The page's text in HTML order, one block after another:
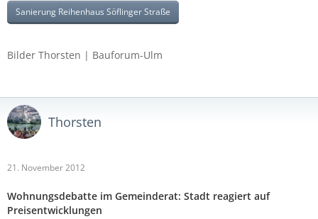
Sanierung Reihenhaus Söflinger Straße
Bilder Thorsten | Bauforum-Ulm
Thorsten
21. November 2012
Wohnungsdebatte im Gemeinderat: Stadt reagiert auf
Preisentwicklungen